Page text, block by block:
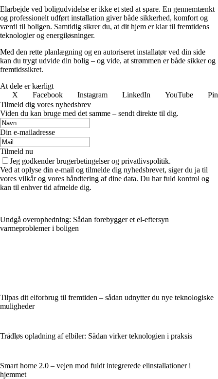
Elarbejde ved boligudvidelse er ikke et sted at spare. En gennemtænkt
og professionelt udført installation giver både sikkerhed, komfort og
værdi til boligen. Samtidig sikrer du, at dit hjem er klar til fremtidens
teknologier og energiløsninger.
Med den rette planlægning og en autoriseret installatør ved din side
kan du trygt udvide din bolig – og vide, at strømmen er både sikker og
fremtidssikret.
At dele er kærligt
X
Facebook Instagram LinkedIn YouTube
Tilmeld dig vores nyhedsbrev
Viden du kan bruge med det samme – sendt direkte til dig.
Din e-mailadresse
Tilmeld nu
Jeg godkender brugerbetingelser og privatlivspolitik.
Ved at oplyse din e-mail og tilmelde dig nyhedsbrevet, siger du ja til
vores vilkår og vores håndtering af dine data. Du har fuld kontrol og
kan til enhver tid afmelde dig.
Undgå overophedning: Sådan forebygger et el-eftersyn
varmeproblemer i boligen
Tilpas dit elforbrug til fremtiden – sådan udnytter du nye teknologiske
muligheder
Trådløs opladning af elbiler: Sådan virker teknologien i praksis
Smart home 2.0 – vejen mod fuldt integrerede elinstallationer i
hjemmet